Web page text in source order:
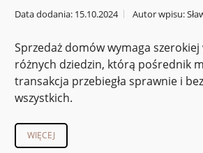
Data dodania: 15.10.2024 Autor wpisu:
Sprzedaż domów wymaga szerokiej
różnych dziedzin, którą pośrednik
transakcja przebiegła sprawnie i
wszystkich.
WIĘCEJ